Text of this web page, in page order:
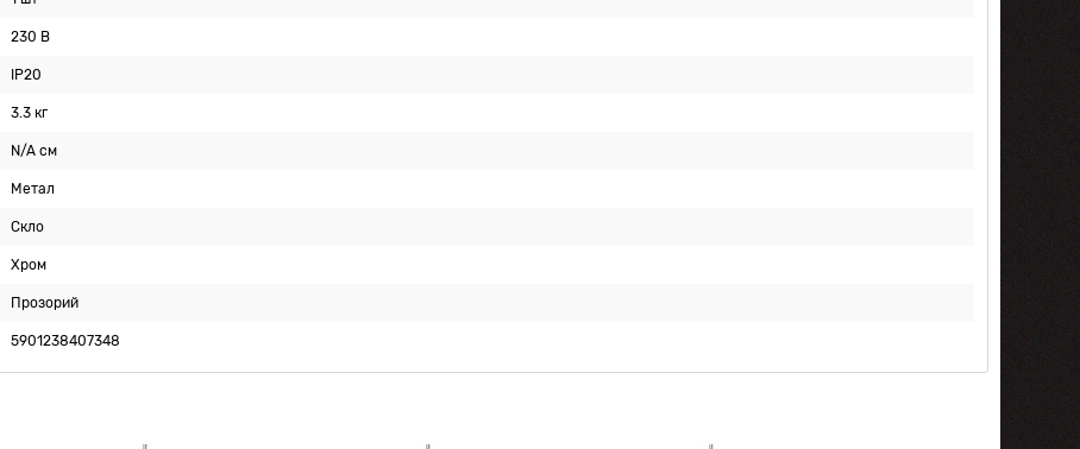
230 В
IP20
3.3 кг
N/A см
Метал
Скло
Хром
Прозорий
5901238407348